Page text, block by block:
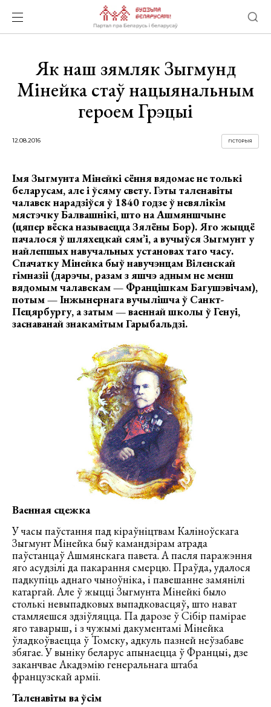
Як наш зямляк Зыгмунд
Мінейка стаў нацыянальным
героем Грэцыі
12.08.2016 ГІСТОРЫЯ
Імя Зыгмунта Мінейкі сёння вядомае не толькі
беларусам, але і ўсяму свету. Гэты таленавіты
чалавек нарадзіўся ў 1840 годзе ў невялікім
мястэчку Балвашнікі, што на Ашмяншчыне
(цяпер вёска называецца Зялёны Бор). Яго жыццё
пачалося ў шляхецкай сям’і, а вучыўся Зыгмунт у
найлепшых навучальных установах таго часу.
Спачатку Мінейка быў навучэнцам Віленскай
гімназіі (дарэчы, разам з яшчэ адным не менш
вядомым чалавекам — Францішкам Багушэвічам),
потым — Інжынернага вучылішча ў Санкт-
Пецярбургу, а затым — ваеннай школы ў Генуі,
заснаванай знакамітым Гарыбальдзі.
Ваенная сцежка
У часы паўстання пад кіраўніцтвам Каліноўскага
Зыгмунт Мінейка быў камандзірам атрада
паўстанцаў Ашмянскага павета. А пасля паражэння
яго асудзілі да пакарання смерцю. Праўда, удалося
падкупіць аднаго чыноўніка, і павешанне замянілі
катаргай. Але ў жыцці Зыгмунта Мінейкі было
столькі невыпадковых выпадковасцяў, што нават
стамляешся здзіўляцца. Па дарозе ў Сібір памірае
яго таварыш, і з чужымі дакументамі Мінейка
ўладкоўваецца ў Томску, адкуль пазней неўзабаве
збягае. У выніку беларус апынаецца ў Францыі, дзе
заканчвае Акадэмію генеральнага штаба
французскай арміі.
Таленавіты ва ўсім